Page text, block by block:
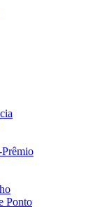
Ponto